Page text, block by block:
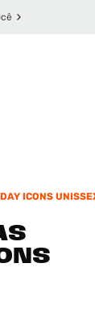
ICONS